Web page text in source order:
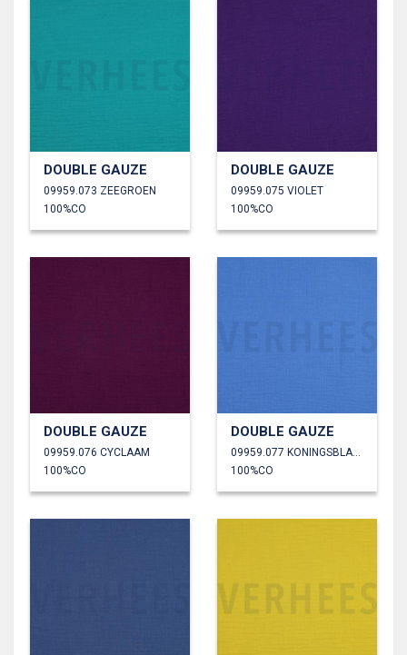
DOUBLE GAUZE
09959.073 ZEEGROEN
100%CO
DOUBLE GAUZE
09959.075 VIOLET
100%CO
DOUBLE GAUZE
09959.076 CYCLAAM
100%CO
DOUBLE GAUZE
09959.077 KONINGSBLAUW
100%CO